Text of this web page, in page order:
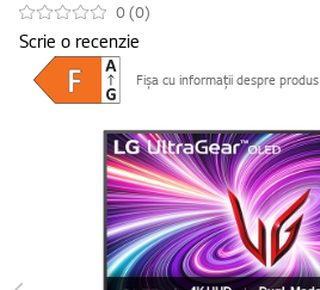
0 (0)
Scrie o recenzie
Fișa cu informații despre produs